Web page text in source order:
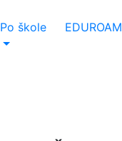
Po škole EDUROAM